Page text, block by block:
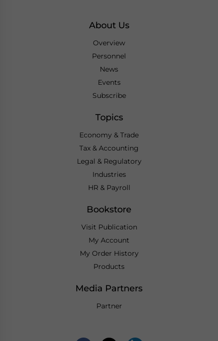
About Us
Overview
Personnel
News
Events
Subscribe
Topics
Economy & Trade
Tax & Accounting
Legal & Regulatory
Industries
HR & Payroll
Bookstore
Visit Publication
My Account
My Order History
Products
Media Partners
Partner